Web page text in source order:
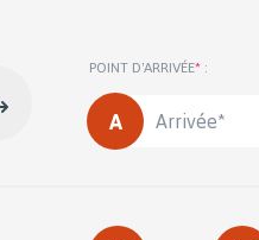
Inverser
POINT D'ARRIVÉE* :
Point
modes